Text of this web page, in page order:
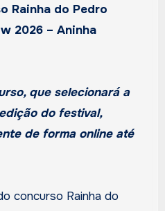
2026 – Aninha
que selecionará a
do festival,
de forma online até
concurso Rainha do